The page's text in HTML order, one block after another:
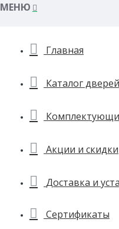
МЕНЮ
Главная
Каталог дверей
Акции и скидки
Доставка и
Сертификаты